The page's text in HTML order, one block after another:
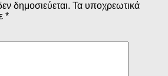
δημοσιεύεται. Τα υποχρεωτικά
*